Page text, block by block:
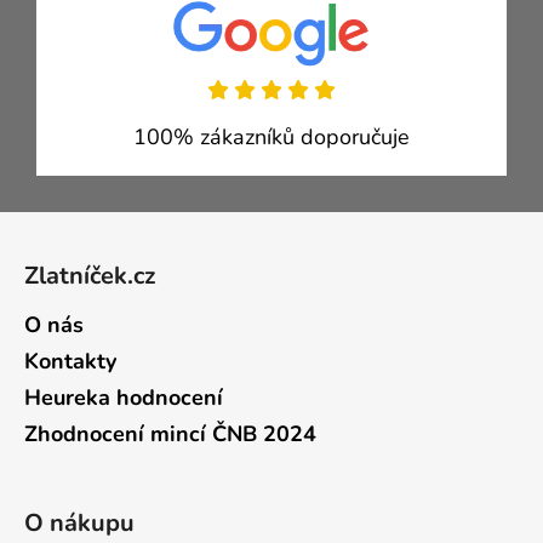
100% zákazníků doporučuje
Zlatníček.cz
O nás
Kontakty
Heureka hodnocení
Zhodnocení mincí ČNB 2024
O nákupu